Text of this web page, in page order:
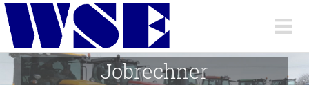
Skip
content
Jobrechner